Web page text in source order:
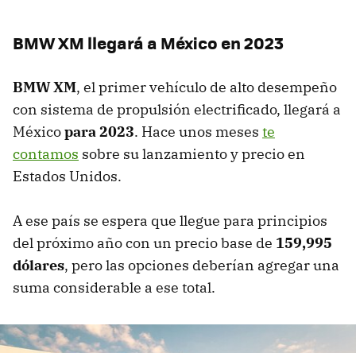
BMW XM llegará a México en 2023
BMW XM, el primer vehículo de alto desempeño
con sistema de propulsión electrificado, llegará a
Méxicopara 2023. Hace unos meses te
contamos sobre su lanzamiento y precio en
Estados Unidos.
A ese país se espera que llegue para principios
del próximo año con un precio base de 159,995
dólares, pero las opciones deberían agregar una
suma considerable a ese total.